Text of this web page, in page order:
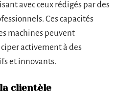
avec ceux rédigés par des
Ces capacités
machines peuvent
activement à des
et innovants.
clientèle